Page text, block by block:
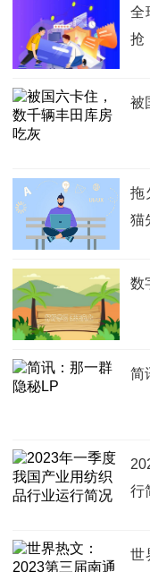
全
抢
被
拖
猫
数
简
行
世